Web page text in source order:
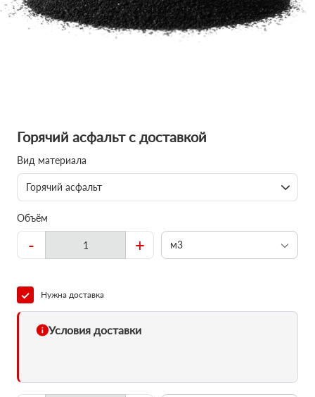
Горячий асфальт с доставкой
Вид материала
Горячий асфальт
Объём
- + м3
Нужна доставка
Условия доставки